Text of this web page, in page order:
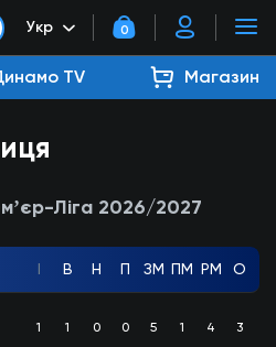
Укр 0
TV Магазин
Ліга 2026/2027
І В Н П ЗМ ПМ РМ О
1 1 0 0 5 1 4 3